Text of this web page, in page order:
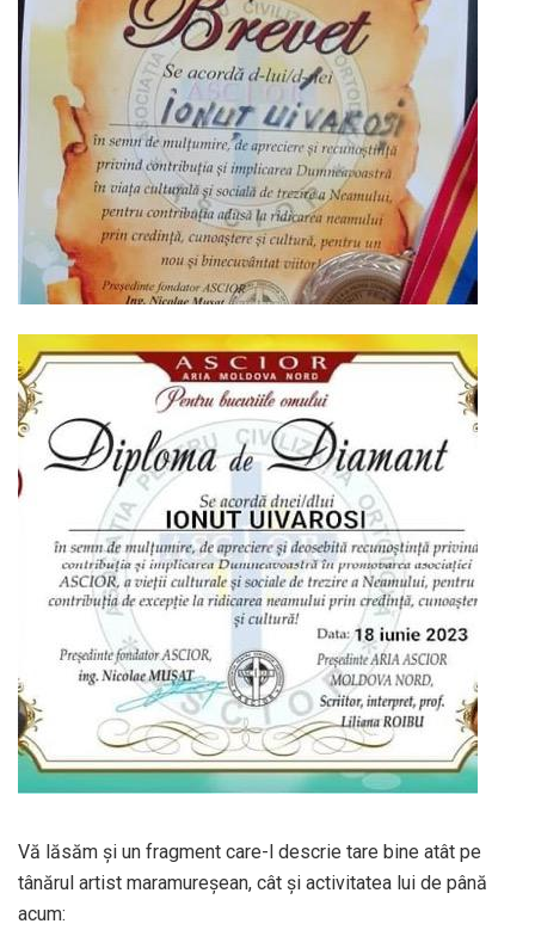
Vă lăsăm și un fragment care-l descrie tare bine atât pe
tânărul artist maramureșean, cât și activitatea lui de până
acum: